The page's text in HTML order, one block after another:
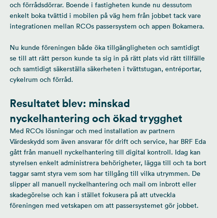
och förrådsdörrar. Boende i fastigheten kunde nu dessutom
enkelt boka tvättid i mobilen på väg hem från jobbet tack vare
integrationen mellan RCOs passersystem och appen Bokamera.
Nu kunde föreningen både öka tillgängligheten och samtidigt
se till att rätt person kunde ta sig in på rätt plats vid rätt tillfälle
och samtidigt säkerställa säkerheten i tvättstugan, entréportar,
cykelrum och förråd.
Resultatet blev: minskad
nyckelhantering och ökad trygghet
Med RCOs lösningar och med installation av partnern
Värdeskydd som även ansvarar för drift och service, har BRF Eda
gått från manuell nyckelhantering till digital kontroll. Idag kan
styrelsen enkelt administrera behörigheter, lägga till och ta bort
taggar samt styra vem som har tillgång till vilka utrymmen. De
slipper all manuell nyckelhantering och mail om inbrott eller
skadegörelse och kan i stället fokusera på att utveckla
föreningen med vetskapen om att passersystemet gör jobbet.